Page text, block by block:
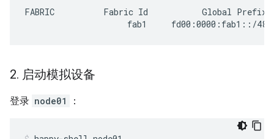
FABRIC          Fabric Id           Global Prefix
2. 启动模拟设备
登录 node01 ：